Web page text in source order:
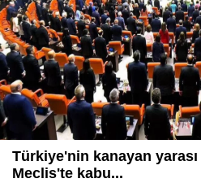
Türkiye'nin kanayan
Meclis'te kabu...